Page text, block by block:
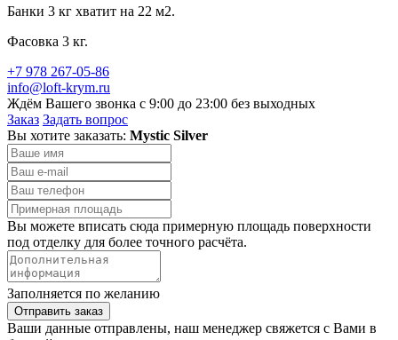
Банки 3 кг хватит на 22 м2.
Фасовка 3 кг.
+7 978 267-05-86
info@loft-krym.ru
Ждём Вашего звонка с 9:00 до 23:00 без выходных
Заказ Задать вопрос
Вы хотите заказать: Mystic Silver
Вы можете вписать сюда примерную площадь поверхности
под отделку для более точного расчёта.
Заполняется по желанию
Отправить заказ
Ваши данные отправлены, наш менеджер свяжется с Вами в